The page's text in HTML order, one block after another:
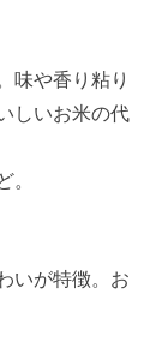
味や香り粘り
しいお米の代
。
いが特徴。お